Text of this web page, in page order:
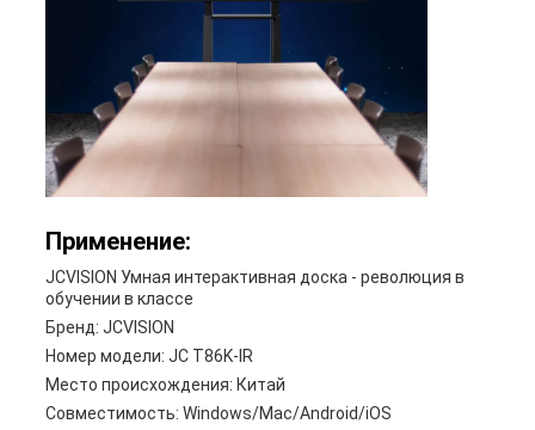
Применение:
JCVISION Умная интерактивная доска - революция в
обучении в классе
Бренд: JCVISION
Номер модели: JC T86K-IR
Место происхождения: Китай
Совместимость: Windows/Mac/Android/iOS